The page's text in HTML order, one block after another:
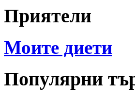
Приятели
Моите диети
Популярни